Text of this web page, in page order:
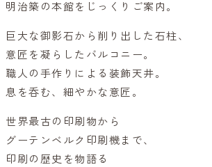
明治築の本館をじっくりご案内。
巨大な御影石から削り出した石柱、
意匠を凝らしたバルコニー。
職人の手作りによる装飾天井。
息を呑む、細やかな意匠。
世界最古の印刷物から
グーテンベルク印刷機まで、
印刷の歴史を物語る